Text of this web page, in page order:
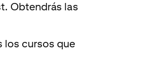
Obtendrás las
los cursos que